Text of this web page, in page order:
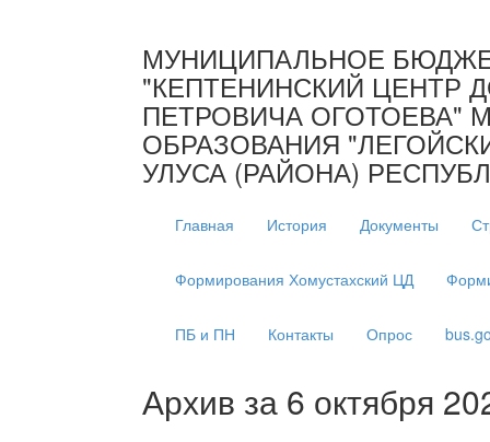
МУНИЦИПАЛЬНОЕ
"КЕПТЕНИНСКИЙ ЦЕНТР
ПЕТРОВИЧА ОГОТОЕВА"
ОБРАЗОВАНИЯ
УЛУСА (РАЙОНА)
Главная История Документы
Формирования Хомустахский ЦД
ПБ и ПН Контакты Опрос
Архив за 6 октября